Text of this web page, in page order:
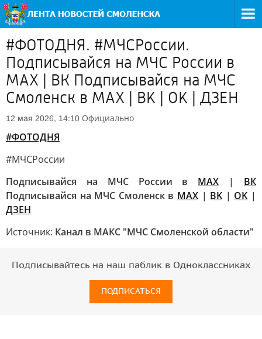
#ФОТОДНЯ. #МЧСРоссии.
Подписывайся на МЧС России в
MAX | ВК Подписывайся на МЧС
Смоленск в MAX | BK | OK | ДЗЕН
12 мая 2026, 14:10 Официально
#ФОТОДНЯ
#МЧСРоссии
Подписывайся на МЧС России в MAX | ВК
Подписывайся на МЧС Смоленск в MAX | BK | OK |
ДЗЕН
Источник: Канал в МАКС "МЧС Смоленской области"
Подписывайтесь на наш паблик в Одноклассниках
ПОДПИСАТЬСЯ